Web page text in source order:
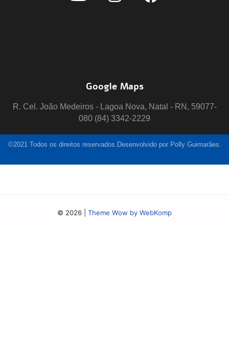
Google Maps
R. Cel. João Medeiros - Lagoa Nova, Natal - RN, 59077-
080 (84) 3342-2229
©2021 Todos os direitos reservados.Desenvolvido por Polly Guimarães.
© 2026 Theme Wow by WebKomp